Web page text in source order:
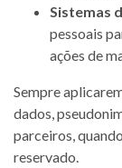
Sistemas
pessoais
ações de
Sempre
dados,
parceiros,
reservado.